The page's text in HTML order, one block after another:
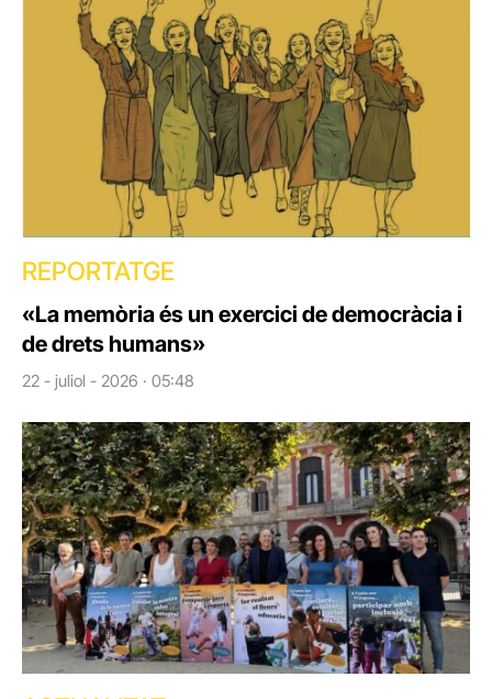
REPORTATGE
«La memòria és un exercici de democràcia i
de drets humans»
22 - juliol - 2026 · 05:48